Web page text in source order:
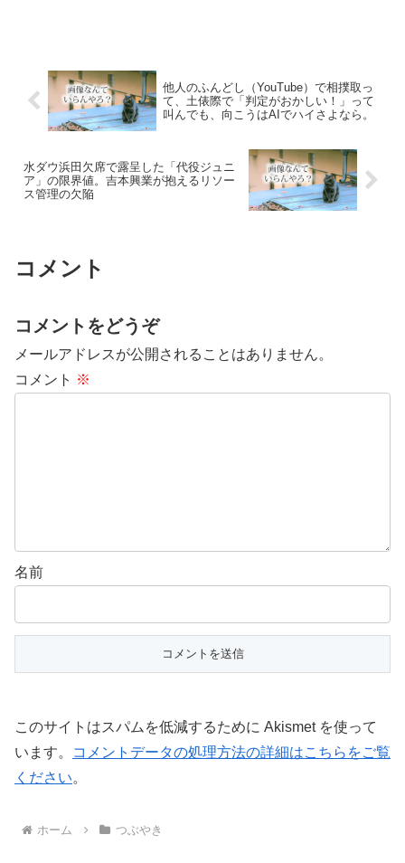
他人のふんどし（YouTube）で相撲取っ
て、土俵際で「判定がおかしい！」って
叫んでも、向こうはAIでハイさよなら。
水ダウ浜田欠席で露呈した「代役ジュニ
ア」の限界値。吉本興業が抱えるリソー
ス管理の欠陥
コメント
コメントをどうぞ
メールアドレスが公開されることはありません。
コメント ※
名前
このサイトはスパムを低減するために Akismet を使って
います。
コメントデータの処理方法の詳細はこちらをご覧
ください。
ホーム つぶやき